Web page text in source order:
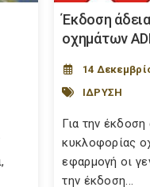
Έκδοση
οχημάτων
14
ΙΔΡΥΣΗ
Για την έκδοση
κυκλοφορίας
εφαρμογή οι
την έκδοση...